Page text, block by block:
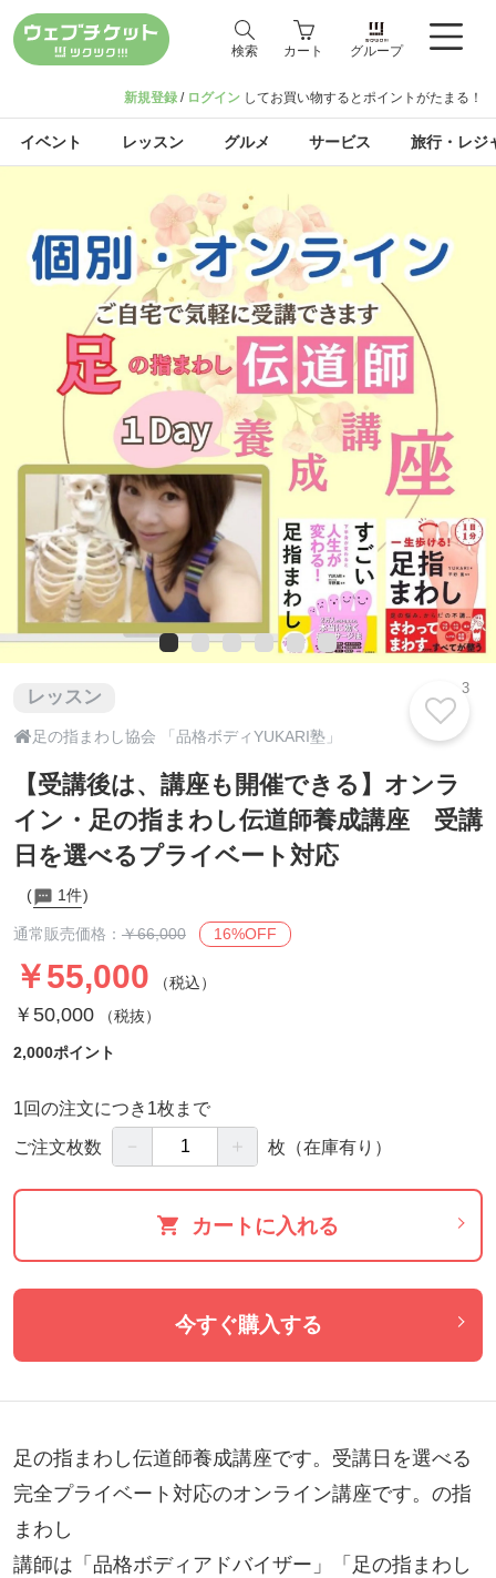
検索 カート グループ
新規登録 / ログイン してお買い物するとポイントがたまる！
イベント レッスン グルメ サービス 旅行・レジ
レッスン
足の指まわし協会 「品格ボディYUKARI塾」
【受講後は、講座も開催できる】オンラ
イン・足の指まわし伝道師養成講座 受講
日を選べるプライベート対応
1件
通常販売価格： ￥66,000 16%OFF
￥55,000 （税込）
￥50,000（税抜）
2,000ポイント
1回の注文につき1枚まで
ご注文枚数 － ＋ 枚 （在庫有り）
カートに入れる
3
今すぐ購入する
足の指まわし伝道師養成講座です。受講日を選べる
完全プライベート対応のオンライン講座です。の指
まわし
講師は「品格ボディアドバイザー」「足の指まわし